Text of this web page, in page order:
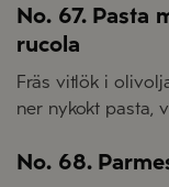
No. 67. Pasta
rucola
Fräs vitlök i
ner nykokt pasta,
No. 68.